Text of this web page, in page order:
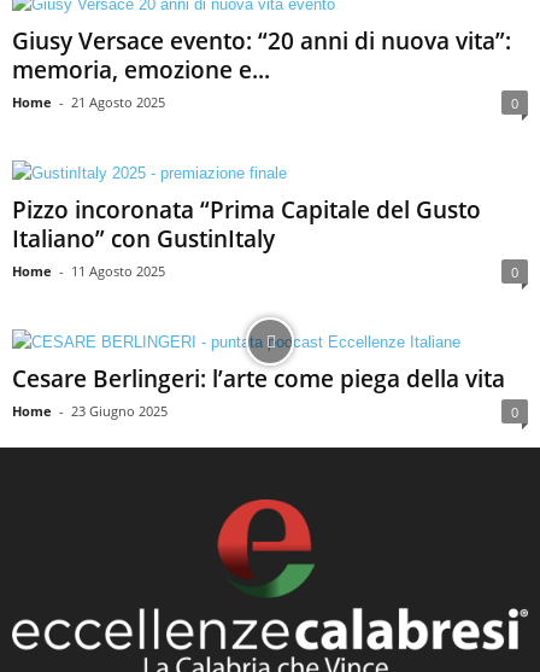
Giusy Versace evento: “20 anni di nuova vita”:
memoria, emozione e...
Home - 21 Agosto 2025 0
Pizzo incoronata “Prima Capitale del Gusto
Italiano” con GustinItaly
Home - 11 Agosto 2025 0
Cesare Berlingeri: l’arte come piega della vita
Home - 23 Giugno 2025 0